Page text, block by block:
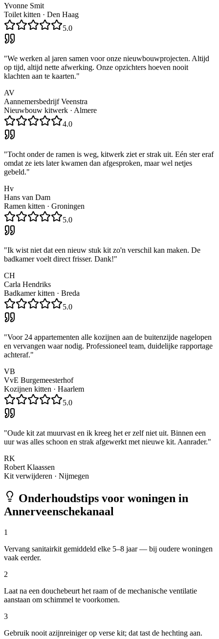
Yvonne Smit
Toilet kitten · Den Haag
5.0
"We werken al jaren samen voor onze nieuwbouwprojecten. Altijd
op tijd, altijd nette afwerking. Onze opzichters hoeven nooit
klachten aan te kaarten."
AV
Aannemersbedrijf Veenstra
Nieuwbouw kitwerk · Almere
4.0
"Tocht onder de ramen is weg, kitwerk ziet er strak uit. Eén ster eraf
omdat ze iets later kwamen dan afgesproken, maar wel netjes
gebeld."
Hv
Hans van Dam
Ramen kitten · Groningen
5.0
"Ik wist niet dat een nieuw stuk kit zo'n verschil kan maken. De
badkamer voelt direct frisser. Dank!"
CH
Carla Hendriks
Badkamer kitten · Breda
5.0
"Voor 24 appartementen alle kozijnen aan de buitenzijde nagelopen
en vervangen waar nodig. Professioneel team, duidelijke rapportage
achteraf."
VB
VvE Burgemeesterhof
Kozijnen kitten · Haarlem
5.0
"Oude kit zat muurvast en ik kreeg het er zelf niet uit. Binnen een
uur was alles schoon en strak afgewerkt met nieuwe kit. Aanrader."
RK
Robert Klaassen
Kit verwijderen · Nijmegen
Onderhoudstips voor woningen in
Annerveenschekanaal
1
Vervang sanitairkit gemiddeld elke 5–8 jaar — bij oudere woningen
vaak eerder.
2
Laat na een douchebeurt het raam of de mechanische ventilatie
aanstaan om schimmel te voorkomen.
3
Gebruik nooit azijnreiniger op verse kit; dat tast de hechting aan.